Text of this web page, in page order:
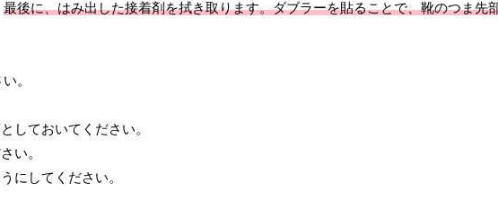
最後に、はみ出した接着剤を拭き取ります。ダブラーを貼ることで、靴のつま先
。
しておいてください。
い。
にしてください。